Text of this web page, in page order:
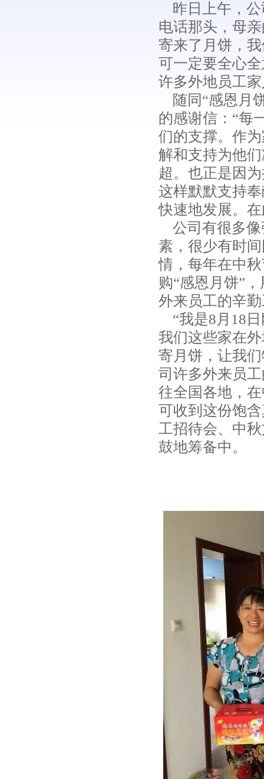
昨日上午，公
电话那头，母
寄来了月饼，
可一定要全心
许多外地员工
随同“感恩月
的感谢信：“每
们的支撑。作
解和支持为他
超。也正是因
这样默默支持
快速地发展。
公司有很多像
素，很少有时
情，每年在中
购“感恩月饼”
外来员工的辛
“我是8月18日
我们这些家在
寄月饼，让我
司许多外来员
往全国各地，
可收到这份饱
工招待会、中
鼓地筹备中。